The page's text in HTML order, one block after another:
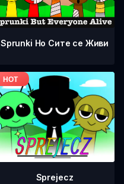
Sprunki Но Сите се Живи
Sprejecz